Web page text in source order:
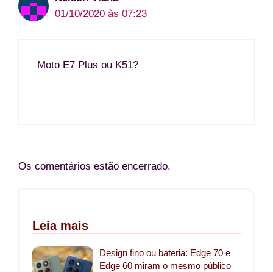
01/10/2020 às 07:23
Moto E7 Plus ou K51?
Os comentários estão encerrado.
Leia mais
Design fino ou bateria: Edge 70 e
Edge 60 miram o mesmo público